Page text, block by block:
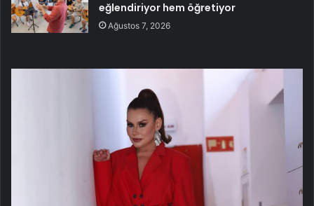
eğlendiriyor hem öğretiyor
Ağustos 7, 2026